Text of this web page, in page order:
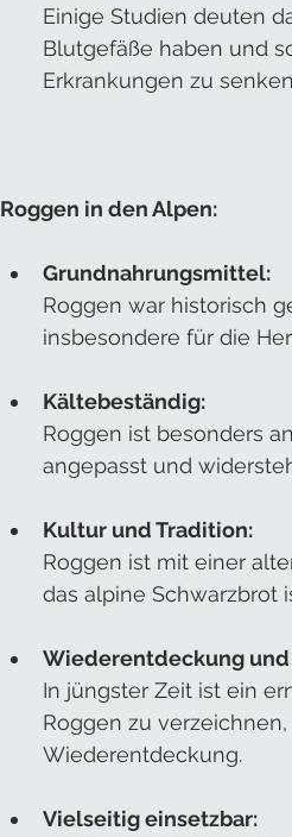
Einige Studien deuten
Blutgefäße haben und
Erkrankungen zu
Roggen in den Alpen:
Grundnahrungsmittel:
Roggen war historisch
insbesondere für die
Kältebeständig:
Roggen ist besonders
angepasst und
Kultur und Tradition:
Roggen ist mit einer
das alpine Schwarzbrot
Wiederentdeckung
In jüngster Zeit ist ein
Roggen zu
Wiederentdeckung.
Vielseitig einsetzbar: